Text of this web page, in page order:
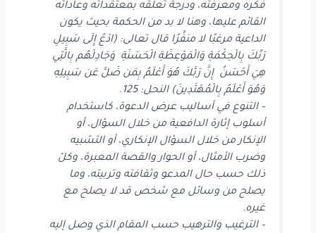
فكره ومعرفته، ودرجة تعلّقه بمعتقداته وعاداته
القائم عليها، وهنا لا بد من الحكمة بحيث يكون
الداعية مرغبًا لا منفِّرًا قال تعالى: (ادْعُ إِلَى سَبِيلِ
رَبِّكَ بِالْحِكْمَةِ وَالْمَوْعِظَةِ الْحَسَنَةِ وَجَادِلْهُم بِالَّتِي
هِيَ أَحْسَنُ إِنَّ رَبَّكَ هُوَ أَعْلَمُ بِمَن ضَلَّ عَن سَبِيلِهِ
وَهُوَ أَعْلَمُ بِالْمُهْتَدِينَ) النحل: 125.
– التنوع في أساليب عرض الدعوة، كاستخدام
أسلوب إثارة الدافعية من خلال السؤال، أو
الإنكار من خلال السؤال الإنكاري، أو التشبيه
وضرب الأمثال، أو الحوار والقصة المعبرة، وكلّ
ذلك حسب حال المدعو وثقافته وتربيته، وما
يصلح من وسائل مع شخص قد لا يصلح مع
غيره.
– الترغيب والترهيب حسب المقام الذي وصل إليه